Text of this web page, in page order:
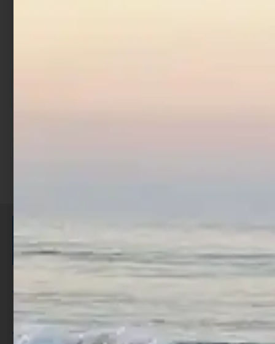
ISCRIVITI E RICEVI 3,50€ DI
SCONTO >
Per ogni acquisto accumuli ulteriori
punti;
Utilizza i punti per ricevere uno